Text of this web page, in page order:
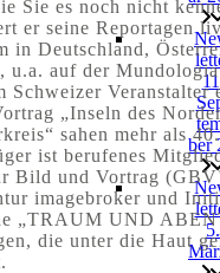
ber
5.
Sie es noch nicht
er sei­ne Repor­ta­gen
in Deutsch­land,
u.a. auf der
Schwei­zer Ver­an­stal­ter
„Inseln des
sahen mehr als
ist beru­fe­nes
Bild und Vor­trag
image­bro­ker und
„TRAUM UND
die unter die Haut